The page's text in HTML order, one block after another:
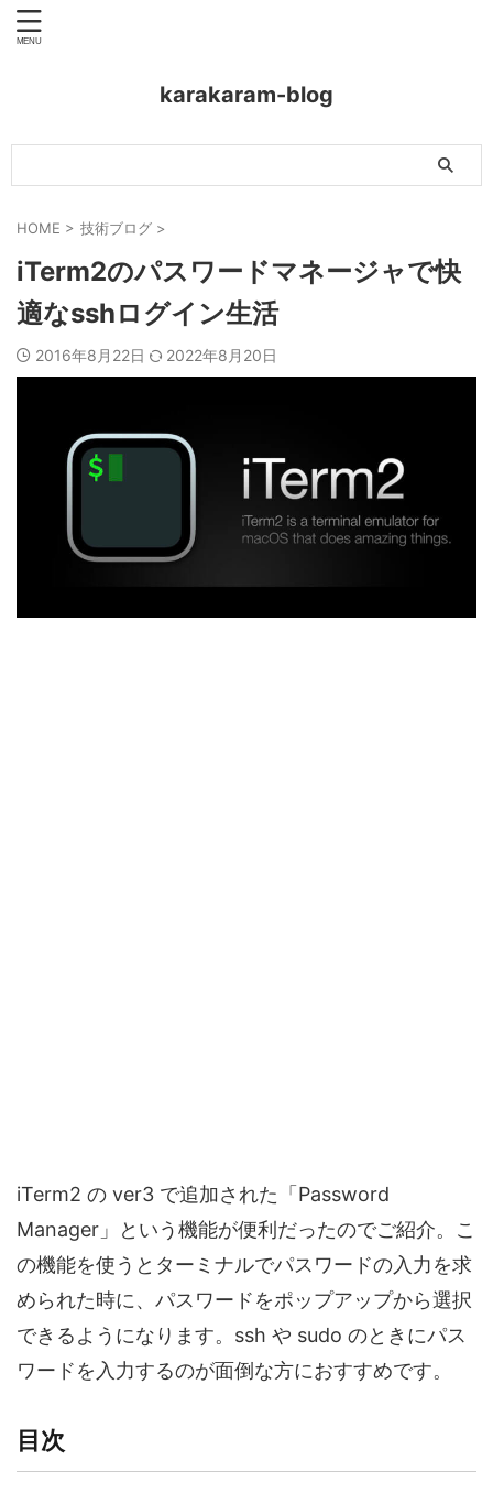
karakaram-blog
HOME > 技術ブログ >
iTerm2のパスワードマネージャで快
適なsshログイン生活
2016年8月22日 2022年8月20日
iTerm2 の ver3 で追加された「Password
Manager」という機能が便利だったのでご紹介。こ
の機能を使うとターミナルでパスワードの入力を求
められた時に、パスワードをポップアップから選択
できるようになります。ssh や sudo のときにパス
ワードを入力するのが面倒な方におすすめです。
目次